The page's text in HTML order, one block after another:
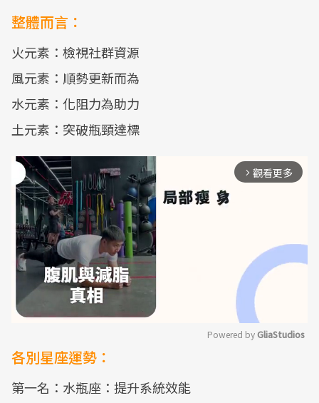
整體而言：
火元素：檢視社群資源
風元素：順勢更新而為
水元素：化阻力為助力
土元素：突破瓶頸達標
arrow_forward_ios 觀看更多
Powered by GliaStudios
各別星座運勢：
第一名：水瓶座：提升系統效能